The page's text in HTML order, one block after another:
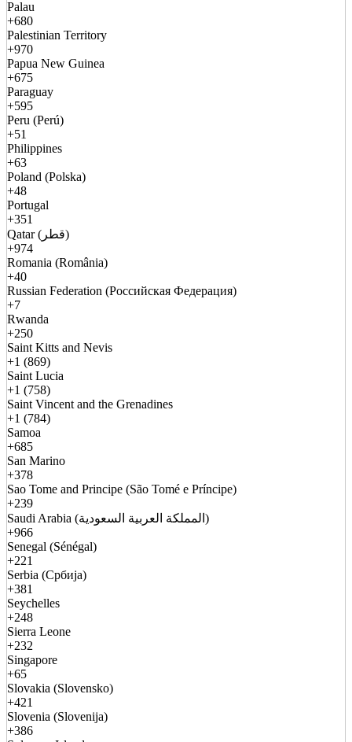
Palau
+680
Palestinian Territory
+970
Papua New Guinea
+675
Paraguay
+595
Peru (Perú)
+51
Philippines
+63
Poland (Polska)
+48
Portugal
+351
Qatar (قطر)
+974
Romania (România)
+40
Russian Federation (Российская Федерация)
+7
Rwanda
+250
Saint Kitts and Nevis
+1 (869)
Saint Lucia
+1 (758)
Saint Vincent and the Grenadines
+1 (784)
Samoa
+685
San Marino
+378
Sao Tome and Principe (São Tomé e Príncipe)
+239
Saudi Arabia (المملكة العربية السعودية)
+966
Senegal (Sénégal)
+221
Serbia (Србија)
+381
Seychelles
+248
Sierra Leone
+232
Singapore
+65
Slovakia (Slovensko)
+421
Slovenia (Slovenija)
+386